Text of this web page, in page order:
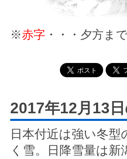
※赤字 ・・・夕方ま
2017年12月13
日本付近は強い冬
く雪。日降雪量は